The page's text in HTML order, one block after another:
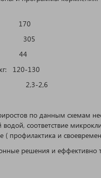
170
305
44
120-130
2,6
по данным схемам
соответствие
( профилактика и
решения и еффективно